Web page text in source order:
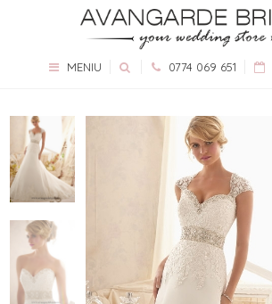
MENIU 0774 069 651